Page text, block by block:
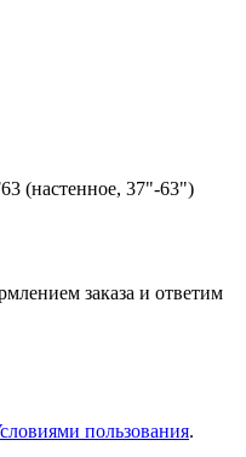
(настенное, 37"-63")
заказа и ответим
пользования.